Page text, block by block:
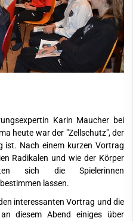
Karin Maucher bei
heute war der "Zellschutz", der
ist. Nach einem kurzen Vortrag
Radikalen und wie der Körper
sich die Spielerinnen
lassen.
interessanten Vortrag und die
diesem Abend einiges über